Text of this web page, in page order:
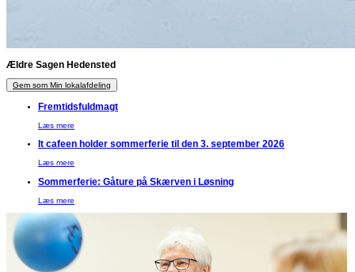
Ældre Sagen Hedensted
Gem som Min lokalafdeling
Fremtidsfuldmagt
Læs mere
It cafeen holder sommerferie til den 3. september 2026
Læs mere
Sommerferie: Gåture på Skærven i Løsning
Læs mere